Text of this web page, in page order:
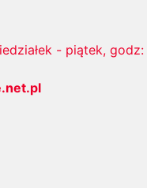
- piątek, godz: